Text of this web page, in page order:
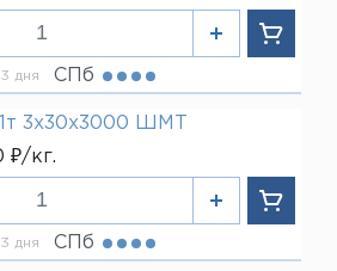
дня СПб
3х30х3000 ШМТ
₽/кг.
дня СПб